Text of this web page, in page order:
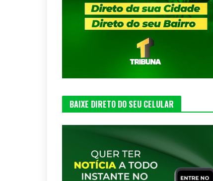
BAIXE DIRETO DO SEU CELULAR